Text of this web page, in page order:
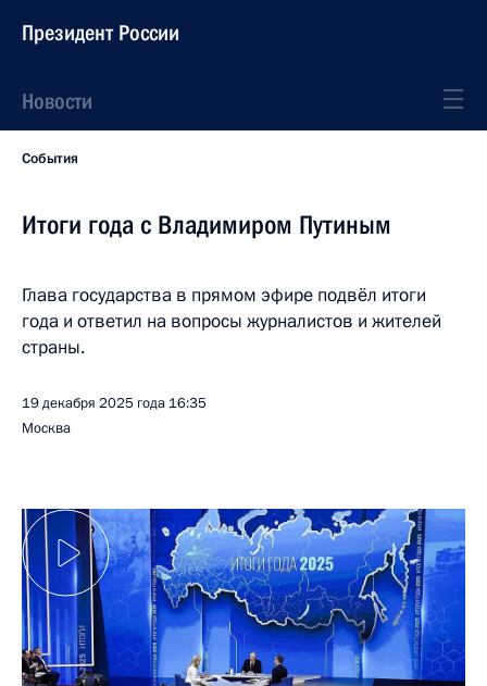
Президент России
Новости
События
Итоги года с Владимиром Путиным
Глава государства в прямом эфире подвёл итоги
года и ответил на вопросы журналистов и жителей
страны.
19 декабря 2025 года 16:35
Москва